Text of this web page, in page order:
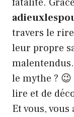
travers le
leur propre
le mythe ?
lire et de
Et vous, vous